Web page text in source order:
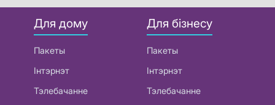
Для дому
Пакеты
Інтэрнэт
Тэлебачанне
Для бізнесу
Пакеты
Інтэрнэт
Тэлебачанне